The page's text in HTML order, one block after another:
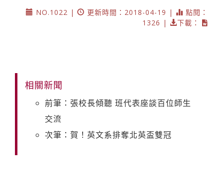
NO.1022 |
更新時間：2018-04-19 |
點閱：
1326 |
下載：
相關新聞
前筆：張校長傾聽 班代表座談百位師生
交流
次筆：賀！英文系排奪北英盃雙冠